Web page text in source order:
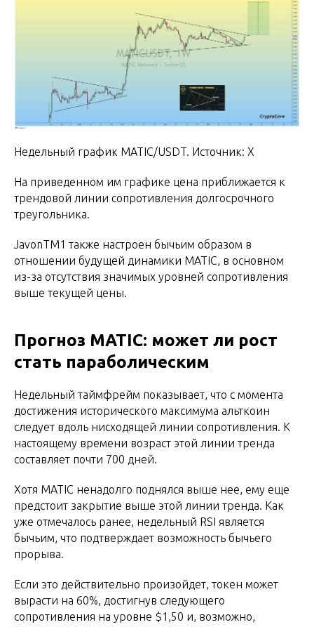
Недельный график MATIC/USDT. Источник: Х
На приведенном им графике цена приближается к
трендовой линии сопротивления долгосрочного
треугольника.
JavonTM1 также настроен бычьим образом в
отношении будущей динамики MATIC, в основном
из-за отсутствия значимых уровней сопротивления
выше текущей цены.
Прогноз MATIC: может ли рост
стать параболическим
Недельный таймфрейм показывает, что с момента
достижения исторического максимума альткоин
следует вдоль нисходящей линии сопротивления. К
настоящему времени возраст этой линии тренда
составляет почти 700 дней.
Хотя MATIC ненадолго поднялся выше нее, ему еще
предстоит закрытие выше этой линии тренда. Как
уже отмечалось ранее, недельный RSI является
бычьим, что подтверждает возможность бычьего
прорыва.
Если это действительно произойдет, токен может
вырасти на 60%, достигнув следующего
сопротивления на уровне $1,50 и, возможно,